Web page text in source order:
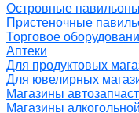
Островные павильоны
Пристеночные
Торговое
Аптеки
Для продуктовых
Для ювелирных
Магазины
Магазины